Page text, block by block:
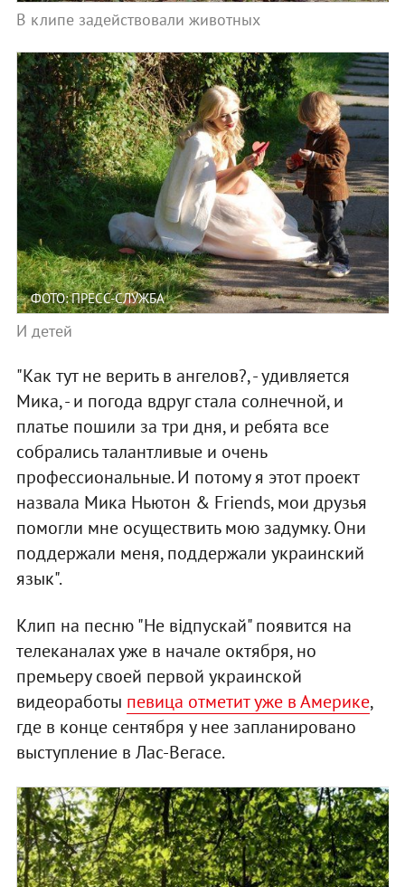
В клипе задействовали животных
ФОТО: ПРЕСС-СЛУЖБА
И детей
"Как тут не верить в ангелов?, - удивляется
Мика, - и погода вдруг стала солнечной, и
платье пошили за три дня, и ребята все
собрались талантливые и очень
профессиональные. И потому я этот проект
назвала Мика Ньютон & Friends, мои друзья
помогли мне осуществить мою задумку. Они
поддержали меня, поддержали украинский
язык".
Клип на песню "Не відпускай" появится на
телеканалах уже в начале октября, но
премьеру своей первой украинской
видеоработы певица отметит уже в Америке,
где в конце сентября у нее запланировано
выступление в Лас-Вегасе.